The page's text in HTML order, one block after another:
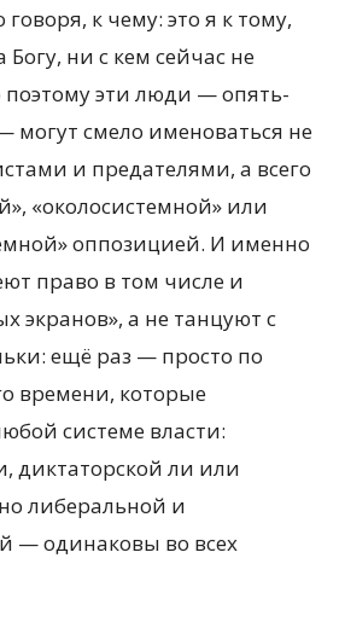
говоря, к чему: это я к тому,
Богу, ни с кем сейчас не
эти люди — опять-
могут смело именоваться не
и предателями, а всего
«околосистемной» или
оппозицией. И именно
право в том числе и
экранов», а не танцуют с
ещё раз — просто по
времени, которые
системе власти:
диктаторской ли или
либеральной и
— одинаковы во всех